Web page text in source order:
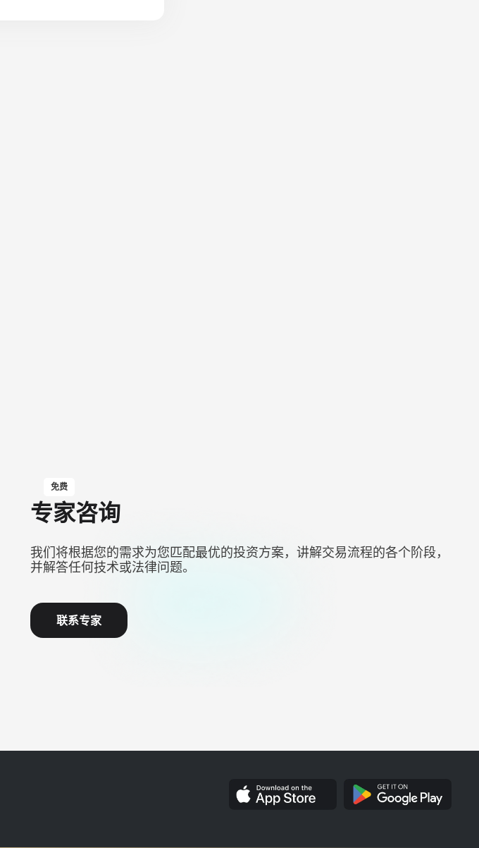
免费
专家咨询
我们将根据您的需求为您匹配最优的投资方案，讲解交易流程的各个阶段，
并解答任何技术或法律问题。
联系专家